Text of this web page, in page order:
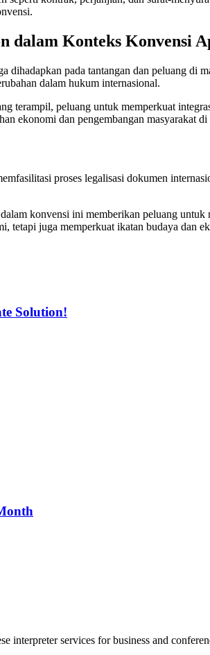
dalam Konteks Konvensi
pada tantangan dan peluang di
dalam hukum internasional.
terampil, peluang untuk memperkuat
ekonomi dan pengembangan masyarakat
proses legalisasi dokumen
konvensi ini memberikan peluang
tetapi juga memperkuat ikatan budaya dan
Solution!
services for business and